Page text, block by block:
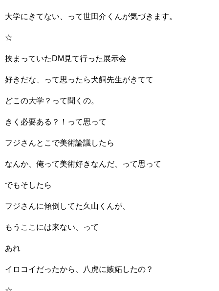
大学にきてない、って世田介くんが気づきます。
☆
挟まっていたDM見て行った展示会
好きだな、って思ったら犬飼先生がきてて
どこの大学？って聞くの。
きく必要ある？！って思って
フジさんとこで美術論議したら
なんか、俺って美術好きなんだ、って思って
でもそしたら
フジさんに傾倒してた久山くんが、
もうここには来ない、って
あれ
イロコイだったから、八虎に嫉妬したの？